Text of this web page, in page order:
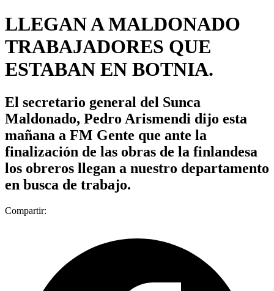
LLEGAN A MALDONADO
TRABAJADORES QUE
ESTABAN EN BOTNIA.
El secretario general del Sunca
Maldonado, Pedro Arismendi dijo esta
mañana a FM Gente que ante la
finalización de las obras de la finlandesa
los obreros llegan a nuestro departamento
en busca de trabajo.
Compartir: